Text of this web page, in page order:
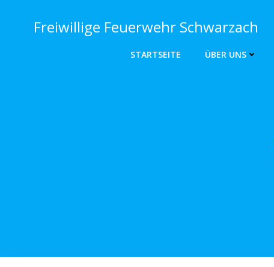
springenFreiwillige Feuerwehr Schwarzach
STARTSEITE ÜBER UNS